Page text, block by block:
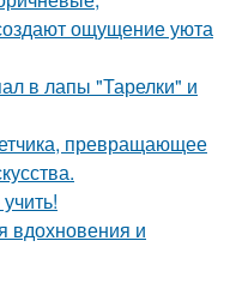
ощущение уюта
в лапы "Тарелки" и
превращающее
вдохновения и